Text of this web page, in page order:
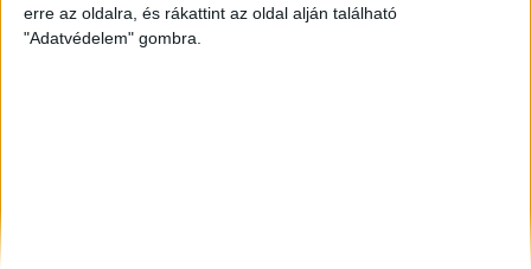
erre az oldalra, és rákattint az oldal alján található
"Adatvédelem" gombra.